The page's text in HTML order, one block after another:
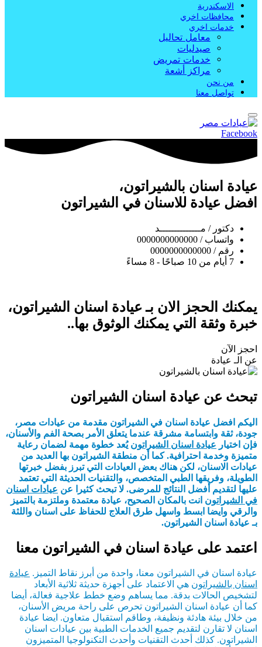
الاسكندرية
محافظات اخري
خدمات اخري
معامل تحاليل
صيدليات
خدمات تمريض
مراكز أشعة
من نحن
تواصل معنا
Facebook
عيادة اسنان بالشيراتون،
افضل عيادة للاسنان في الشيراتون
دكتور / مــــــــــــــد
واتساب / 0000000000000
رقم / 0000000000000
7 أيام من 10 صباحًا - 8 مساءً
يمكنك الحجز الان بـ عيادة اسنان الشيراتون،
خبرة وثقة التي يمكنك الوثوق بها..
احجز الآن
عن الـ عيادة
تبحث عن عيادة اسنان الشيراتون
اليكم افضل عيادة اسنان في الشيراتون مقدمة من عيادات مصر،
جودة، ثقة وابتسامة مشرقة عندما يتعلق الأمر بصحة الفم والأسنان،
فإن اختيار عيادة اسنان الشيراتون يُعد خطوة مهمة لضمان رعاية
متميزة وخدمة احترافية. كما أن منطقة الشيراتون بها العديد من
عيادات الاسنان، لكن هناك بعض العيادات التي تبرز بفضل خبرتها
الطويلة، وفريقها الطبي المتخصص، والتقنيات الحديثة التي تعتمد
عليها لتقديم أفضل النتائج للمرضى. لا تبحث كثيرا عن عيادات اسنان
في الشيراتون انت بالمكان الصحيح، عيادة معتمدة وملتزمة بالتميز
والرقي وايضا ابسط واسهل طرق العلاج للحفاظ على اسنان واللثة
بـ عيادة اسنان الشيراتون.
اعتمد على عيادة اسنان في الشيراتون معنا
عيادة اسنان في الشيراتون معنا، واحدة من أبرز نقاط التميز. عيادة
اسنان بالشيراتون هي الاعتماد على أجهزة حديثة ثلاثية الأبعاد
لتشخيص الحالات بدقة. مما يساهم وضع خطط علاجية فعالة، أيضا
كما أن عيادة اسنان الشيراتون تحرص على راحة مريض الأسنان،
من خلال بيئة هادئة ونظيفة، وطاقم استقبال متعاون. ايضا عيادة
اسنان لا تقارن لتقديم جميع الخدمات الطبية بين عيادات اسنان
الشيراتون. كذلك أحدث التقنيات وأحدث التكنولوجيا المتميزون